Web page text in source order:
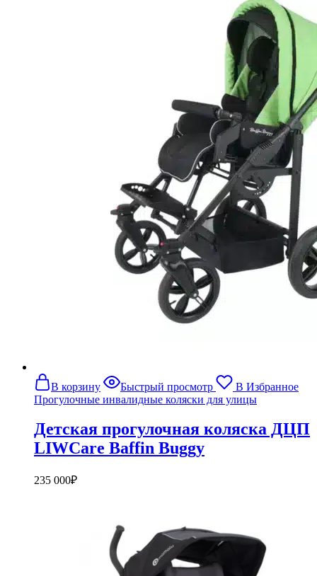
В корзину Быстрый просмотр
В Избранное
Прогулочные инвалидные коляски для улицы
Детская прогулочная коляска ДЦП
LIWCare Baffin Buggy
235 000₽